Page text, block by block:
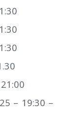
– 19:30 –